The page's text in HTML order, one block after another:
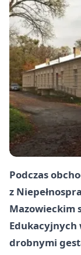
Podczas
z
Mazowieckim
Edukacyjnych
drobnymi